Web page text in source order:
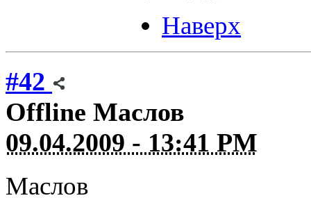
Наверх
#42
Offline Маслов
09.04.2009 - 13:41 PM
Маслов